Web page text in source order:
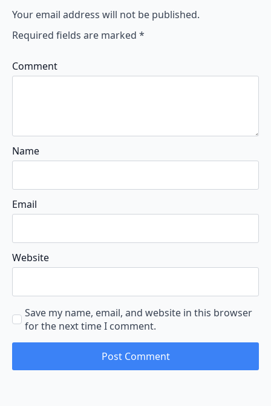
Your email address will not be published.
Required fields are marked *
Comment
Name
Email
Website
Save my name, email, and website in this browser
for the next time I comment.